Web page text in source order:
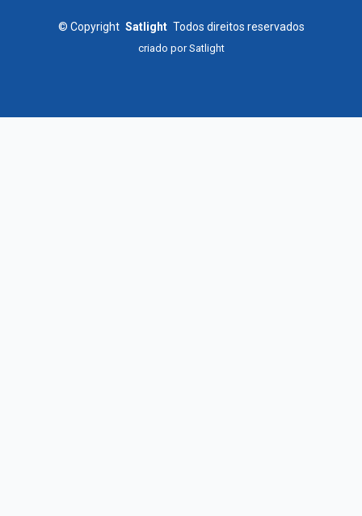
© Copyright Satlight Todos direitos reservados
criado porSatlight